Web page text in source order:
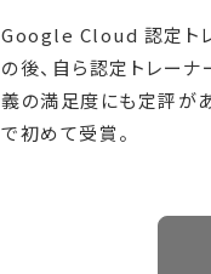
Google Cloud 認定トレ
の後、自ら認定トレー
義の満足度にも定評
で初めて受賞。